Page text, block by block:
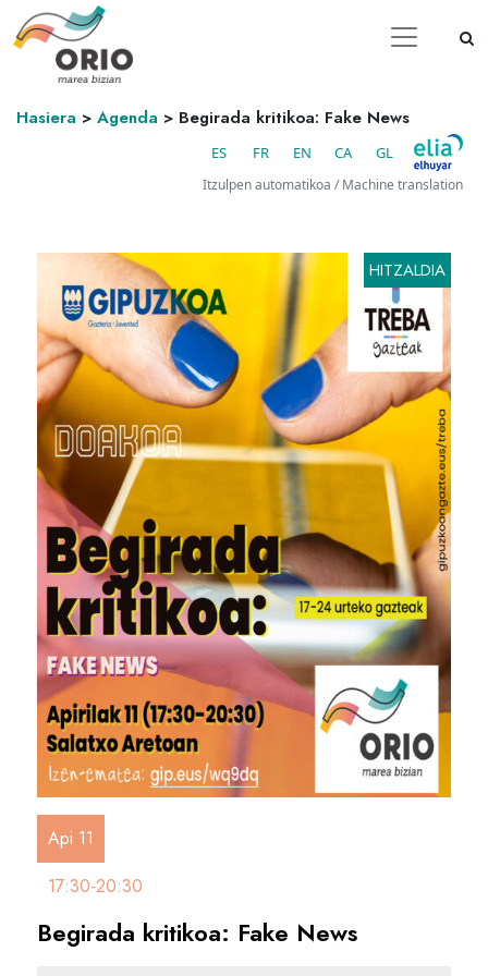
Hasiera > Agenda > Begirada kritikoa: Fake News
ES FR EN CA GL
Itzulpen automatikoa / Machine translation
HITZALDIA
Api 11
17:30-20:30
Begirada kritikoa: Fake News